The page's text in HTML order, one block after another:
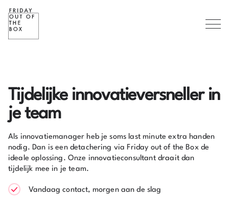
Tijdelijke innovatieversneller in
je team
Als innovatiemanager heb je soms last minute extra handen
nodig. Dan is een detachering via Friday out of the Box de
ideale oplossing. Onze innovatieconsultant draait dan
tijdelijk mee in je team.
Vandaag contact, morgen aan de slag